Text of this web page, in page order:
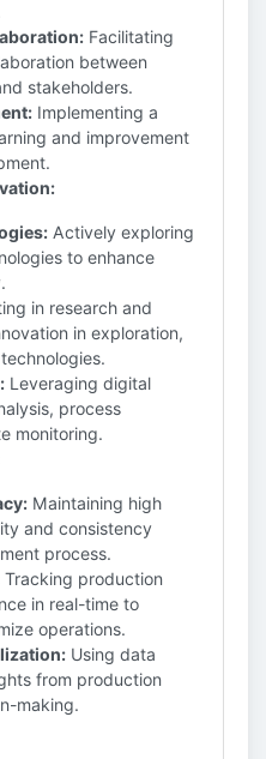
Facilitating
between
stakeholders.
Implementing a
and improvement
Actively exploring
to enhance
in research and
in exploration,
Leveraging digital
process
monitoring.
Maintaining high
and consistency
process.
Tracking production
in real-time to
operations.
Using data
from production
making.